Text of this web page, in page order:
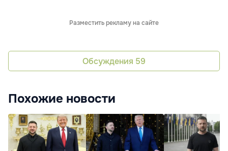
Разместить рекламу на сайте
Обсуждения 59
Похожие новости